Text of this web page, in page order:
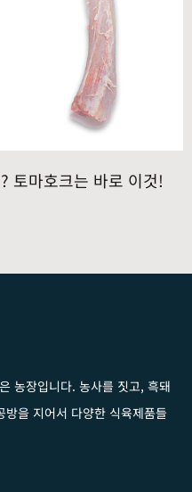
토마호크는 바로 이것!
농장입니다. 농사를 짓고, 흑돼
을 지어서 다양한 식육제품들